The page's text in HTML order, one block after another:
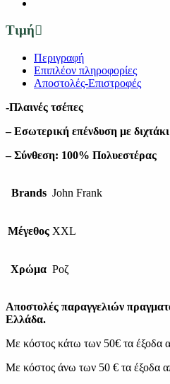
Τιμή
Περιγραφή
Επιπλέον πληροφορίες
Αποστολές-Επιστροφές
-Πλαινές τσέπες
– Εσωτερική επένδυση με διχτάκι
– Σύνθεση: 100% Πολυεστέρας
Brands John Frank
Μέγεθος XXL
Χρώμα Ροζ
Αποστολές παραγγελιών
Ελλάδα.
Με κόστος κάτω των 50€ τα έξοδα
Με κόστος άνω των 50 € τα έξοδα